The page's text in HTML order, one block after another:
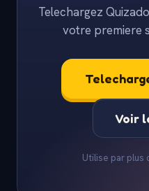
Telechargez
votre premiere
Voir
Utilise par plus